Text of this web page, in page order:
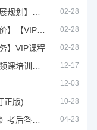
02-28
02-28
】VIP课程 02-28
12-17
12-03
正版) 10-28
04-23